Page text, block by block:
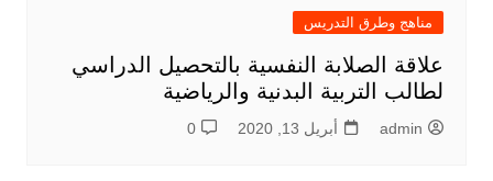
مناهج وطرق التدريس
علاقة الصلابة النفسية بالتحصيل الدراسي
لطالب التربية البدنية والرياضية
admin أبريل 13, 2020 0